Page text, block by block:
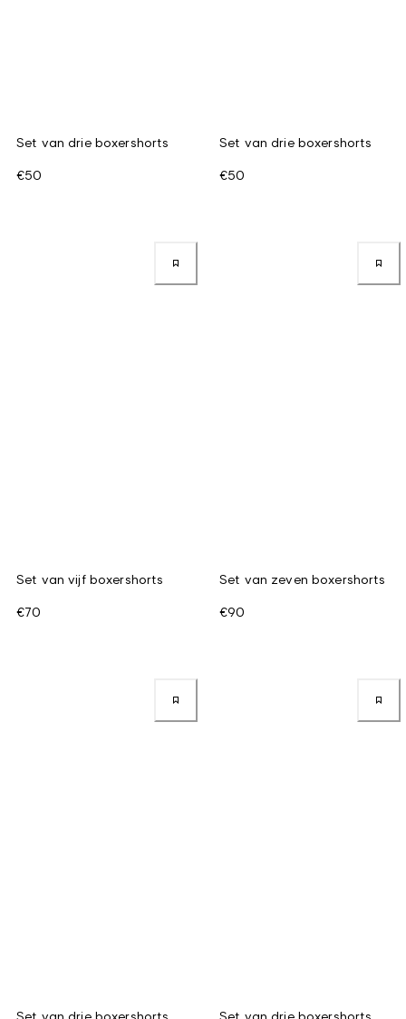
Set van drie boxershorts
€50
Set van drie boxershorts
€50
Set van vijf boxershorts
€70
Set van zeven boxershorts
€90
Set van drie boxershorts Set van drie boxershorts